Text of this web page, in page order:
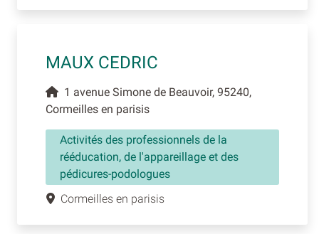
MAUX CEDRIC
1 avenue Simone de Beauvoir, 95240,
Cormeilles en parisis
Activités des professionnels de la
rééducation, de l'appareillage et des
pédicures-podologues
Cormeilles en parisis